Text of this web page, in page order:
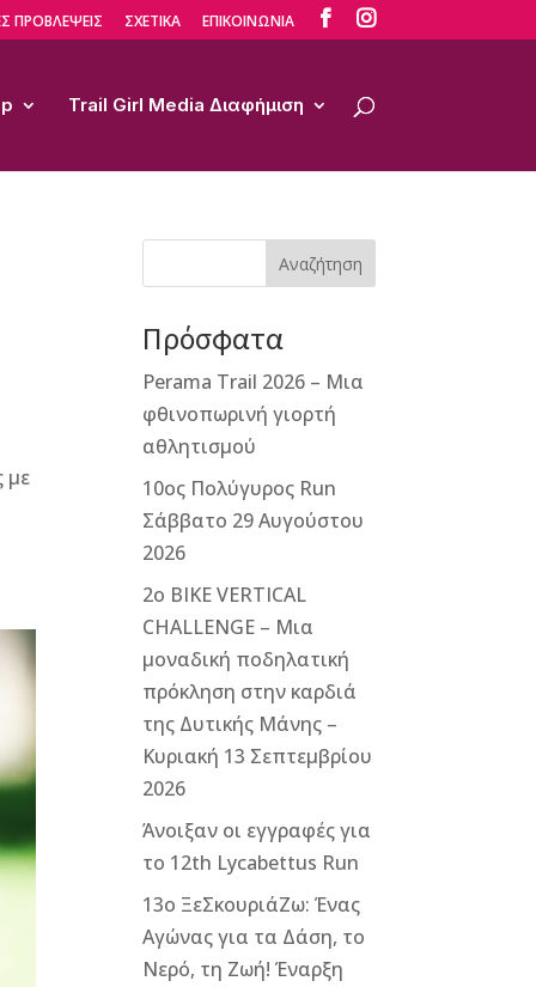
ΠΡΟΒΛΕΨΕΙΣ ΣΧΕΤΙΚΑ ΕΠΙΚΟΙΝΩΝΙΑ  
Trail Girl Media Διαφήμιση
με
Αναζήτηση
Πρόσφατα
Perama Trail 2026 – Μια
φθινοπωρινή γιορτή
αθλητισμού
10ος Πολύγυρος Run
Σάββατο 29 Αυγούστου
2026
2ο ΒΙΚΕ VERTICAL
CHALLENGE – Μια
μοναδική ποδηλατική
πρόκληση στην καρδιά
της Δυτικής Μάνης –
Κυριακή 13 Σεπτεμβρίου
2026
Άνοιξαν οι εγγραφές για
το 12th Lycabettus Run
13ο ΞεΣκουριάΖω: Ένας
Αγώνας για τα Δάση, το
Νερό, τη Ζωή! Έναρξη